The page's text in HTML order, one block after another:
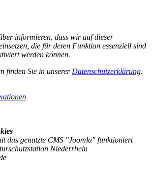
informieren, dass wir auf dieser
die für deren Funktion essenziell sind
werden können.
finden Sie in unserer Datenschutzerklärung.
das genutzte CMS "Joomla" funktioniert
Niederrhein